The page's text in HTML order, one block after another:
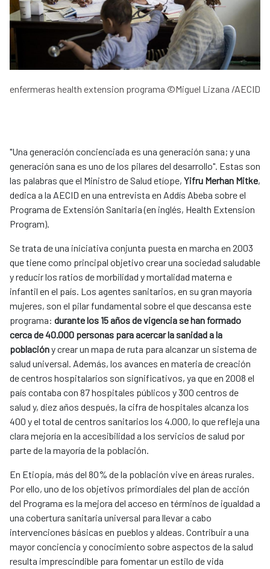
enfermeras health extension programa ©Miguel Lizana /AECID
"Una generación concienciada es una generación sana; y una
generación sana es uno de los pilares del desarrollo". Estas son
las palabras que el Ministro de Salud etíope, Yifru Merhan Mitke,
dedica a la AECID en una entrevista en Addís Abeba sobre el
Programa de Extensión Sanitaria (en inglés, Health Extension
Program).
Se trata de una iniciativa conjunta puesta en marcha en 2003
que tiene como principal objetivo crear una sociedad saludable
y reducir los ratios de morbilidad y mortalidad materna e
infantil en el país. Los agentes sanitarios, en su gran mayoría
mujeres, son el pilar fundamental sobre el que descansa este
programa: durante los 15 años de vigencia se han formado
cerca de 40.000 personas para acercar la sanidad a la
poblacióny crear un mapa de ruta para alcanzar un sistema de
salud universal. Además, los avances en materia de creación
de centros hospitalarios son significativos, ya que en 2008 el
país contaba con 87 hospitales públicos y 300 centros de
salud y, diez años después, la cifra de hospitales alcanza los
400 y el total de centros sanitarios los 4.000, lo que refleja una
clara mejoría en la accesibilidad a los servicios de salud por
parte de la mayoría de la población.
En Etiopía, más del 80% de la población vive en áreas rurales.
Por ello, uno de los objetivos primordiales del plan de acción
del Programa es la mejora del acceso en términos de igualdad a
una cobertura sanitaria universal para llevar a cabo
intervenciones básicas en pueblos y aldeas. Contribuir a una
mayor conciencia y conocimiento sobre aspectos de la salud
resulta imprescindible para fomentar un estilo de vida